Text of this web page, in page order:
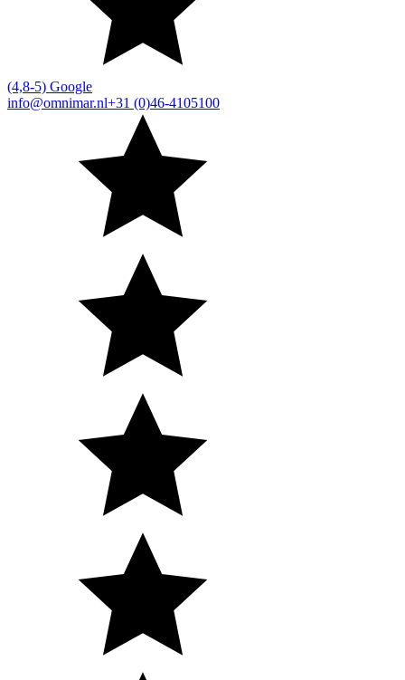
(4,8-5) Google
info@omnimar.nl+31 (0)46-4105100